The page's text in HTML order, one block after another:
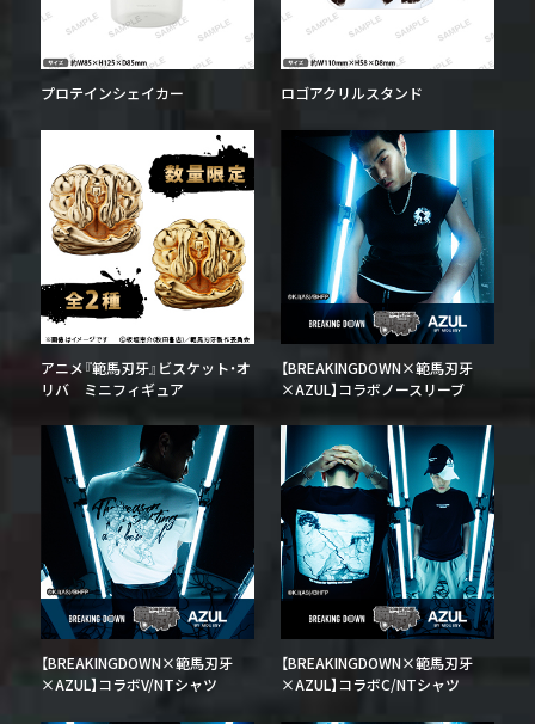
プロテインシェイカー ロゴアクリルスタンド
アニメ『範馬刃牙』ビスケット・オ
リバ ミニフィギュア
【BREAKINGDOWN×範馬刃牙
×AZUL】コラボノースリーブ
【BREAKINGDOWN×範馬刃牙
×AZUL】コラボV/NTシャツ
【BREAKINGDOWN×範馬刃牙
×AZUL】コラボC/NTシャツ